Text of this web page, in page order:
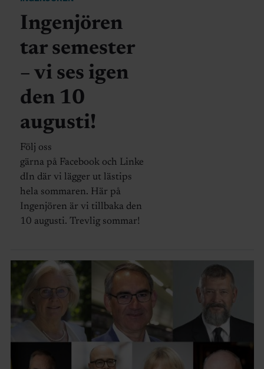
Ingenjören
tar semester
– vi ses igen
den 10
augusti!
Följ oss
gärna på Facebook och Linke
dIn där vi lägger ut lästips
hela sommaren. Här på
Ingenjören är vi tillbaka den
10 augusti. Trevlig sommar!